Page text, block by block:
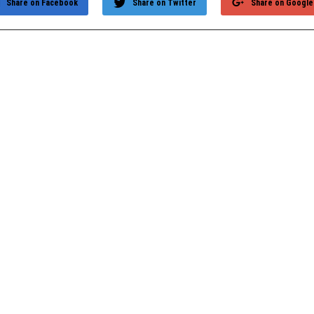
Share on
Share on Twitter
Share on Facebook